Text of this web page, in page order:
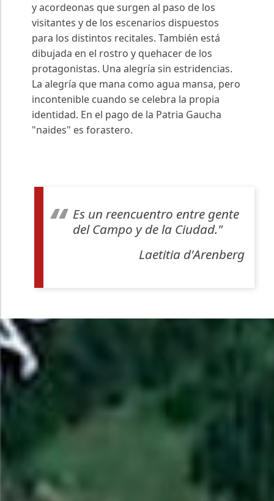
y acordeonas que surgen al paso de los
visitantes y de los escenarios dispuestos
para los distintos recitales. También está
dibujada en el rostro y quehacer de los
protagonistas. Una alegría sin estridencias.
La alegría que mana como agua mansa, pero
incontenible cuando se celebra la propia
identidad. En el pago de la Patria Gaucha
"naides" es forastero.
Es un reencuentro entre gente
del Campo y de la Ciudad."
Laetitia d'Arenberg